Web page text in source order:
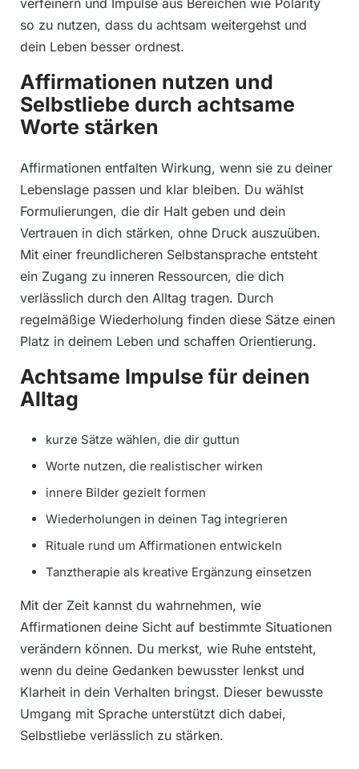
so zu nutzen, dass du achtsam weitergehst und
dein Leben besser ordnest.
Affirmationen nutzen und
Selbstliebe durch achtsame
Worte stärken
Affirmationen entfalten Wirkung, wenn sie zu deiner
Lebenslage passen und klar bleiben. Du wählst
Formulierungen, die dir Halt geben und dein
Vertrauen in dich stärken, ohne Druck auszuüben.
Mit einer freundlicheren Selbstansprache entsteht
ein Zugang zu inneren Ressourcen, die dich
verlässlich durch den Alltag tragen. Durch
regelmäßige Wiederholung finden diese Sätze einen
Platz in deinem Leben und schaffen Orientierung.
Achtsame Impulse für deinen
Alltag
kurze Sätze wählen, die dir guttun
Worte nutzen, die realistischer wirken
innere Bilder gezielt formen
Wiederholungen in deinen Tag integrieren
Rituale rund um Affirmationen entwickeln
Tanztherapie als kreative Ergänzung einsetzen
Mit der Zeit kannst du wahrnehmen, wie
Affirmationen deine Sicht auf bestimmte Situationen
verändern können. Du merkst, wie Ruhe entsteht,
wenn du deine Gedanken bewusster lenkst und
Klarheit in dein Verhalten bringst. Dieser bewusste
Umgang mit Sprache unterstützt dich dabei,
Selbstliebe verlässlich zu stärken.